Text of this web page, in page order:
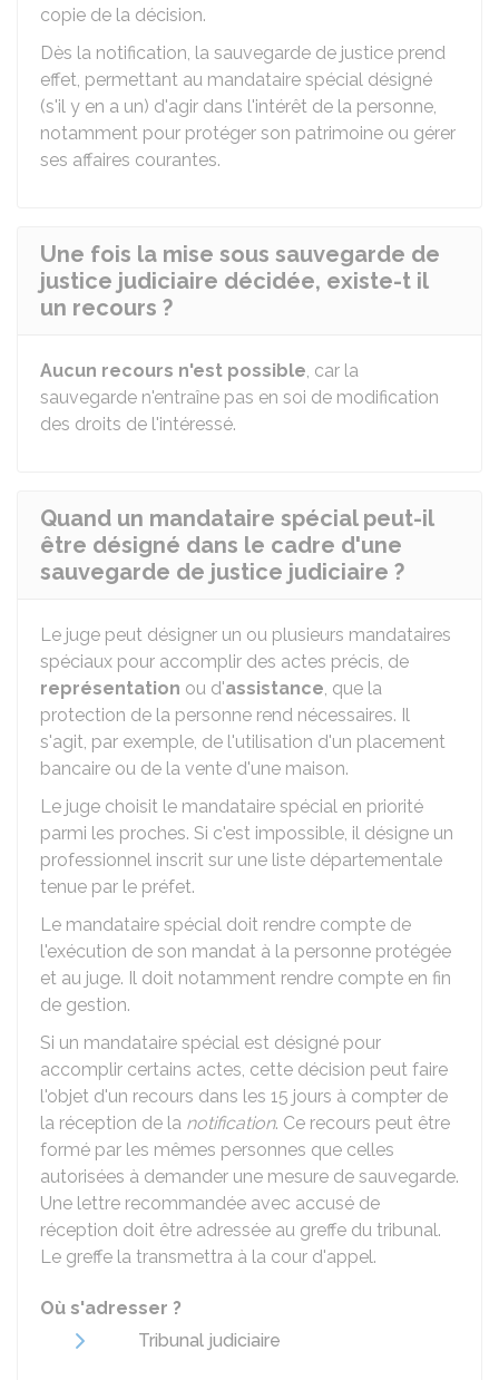
copie de la décision.
Dès la notification, la sauvegarde de justice prend
effet, permettant au mandataire spécial désigné
(s'il y en a un) d'agir dans l'intérêt de la personne,
notamment pour protéger son patrimoine ou gérer
ses affaires courantes.
Une fois la mise sous sauvegarde de
justice judiciaire décidée, existe-t il
un recours ?
Aucun recours n'est possible, car la
sauvegarde n'entraîne pas en soi de modification
des droits de l'intéressé.
Quand un mandataire spécial peut-il
être désigné dans le cadre d'une
sauvegarde de justice judiciaire ?
Le juge peut désigner un ou plusieurs mandataires
spéciaux pour accomplir des actes précis, de
représentation ou d'assistance, que la
protection de la personne rend nécessaires. Il
s'agit, par exemple, de l'utilisation d'un placement
bancaire ou de la vente d'une maison.
Le juge choisit le mandataire spécial en priorité
parmi les proches. Si c'est impossible, il désigne un
professionnel inscrit sur une liste départementale
tenue par le préfet.
Le mandataire spécial doit rendre compte de
l'exécution de son mandat à la personne protégée
et au juge. Il doit notamment rendre compte en fin
de gestion.
Si un mandataire spécial est désigné pour
accomplir certains actes, cette décision peut faire
l'objet d'un recours dans les 15 jours à compter de
la réception de la notification. Ce recours peut être
formé par les mêmes personnes que celles
autorisées à demander une mesure de sauvegarde.
Une lettre recommandée avec accusé de
réception doit être adressée au greffe du tribunal.
Le greffe la transmettra à la cour d'appel.
Où s'adresser ?
Tribunal judiciaire